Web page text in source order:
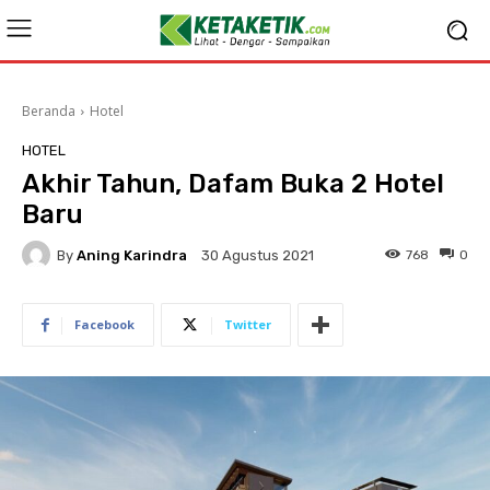
Beranda Hotel
HOTEL
Akhir Tahun, Dafam Buka 2 Hotel
Baru
By Aning Karindra 30 Agustus 2021 0
768
Facebook Twitter